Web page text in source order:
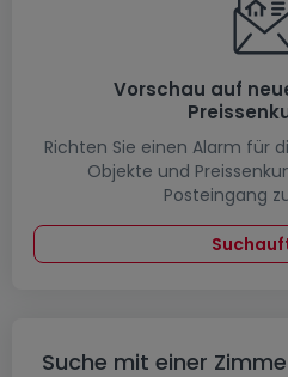
Vorschau auf
Richten Sie einen Alarm für
Objekte und
Posteingang
Suche mit einer